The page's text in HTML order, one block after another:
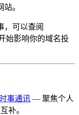
。
，可以查阅
始影响你的域名投
事通讯 — 聚焦个人
补。